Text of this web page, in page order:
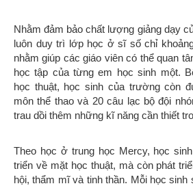
Nhằm đảm bảo chất lượng giảng dạy
luôn duy trì lớp học ở sĩ số chỉ
nhằm giúp các giáo viên có thể quan
học tập của từng em học sinh một.
học thuật, học sinh của trường còn
môn thể thao và 20 câu lạc bộ đội
trau dồi thêm những kĩ năng cần thiết
Theo học ở trung học Mercy, học
triển về mặt học thuật, mà còn phát
hội, thẩm mĩ và tinh thần. Mỗi học